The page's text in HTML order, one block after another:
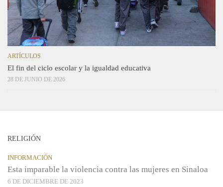
ARTÍCULOS
El fin del ciclo escolar y la igualdad educativa
28 DE JUNIO DE 2026
RELIGIÓN
INFORMACIÓN
Esta imparable la violencia contra las mujeres en Sinaloa
6 DE DICIEMBRE DE 2023